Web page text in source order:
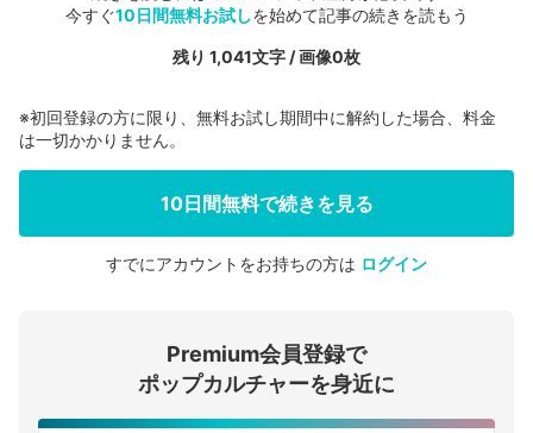
今すぐ10日間無料お試しを始めて記事の続きを読もう
残り 1,041文字 / 画像0枚
会員登録する
ログインする
※初回登録の方に限り、無料お試し期間中に解約した場合、料金
は一切かかりません。
10日間無料で続きを見る
すでにアカウントをお持ちの方は ログイン
Premium会員登録で
ポップカルチャーを身近に